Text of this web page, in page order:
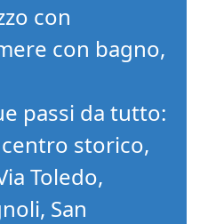
con
con bagno,
passi da tutto:
storico,
Toledo,
San